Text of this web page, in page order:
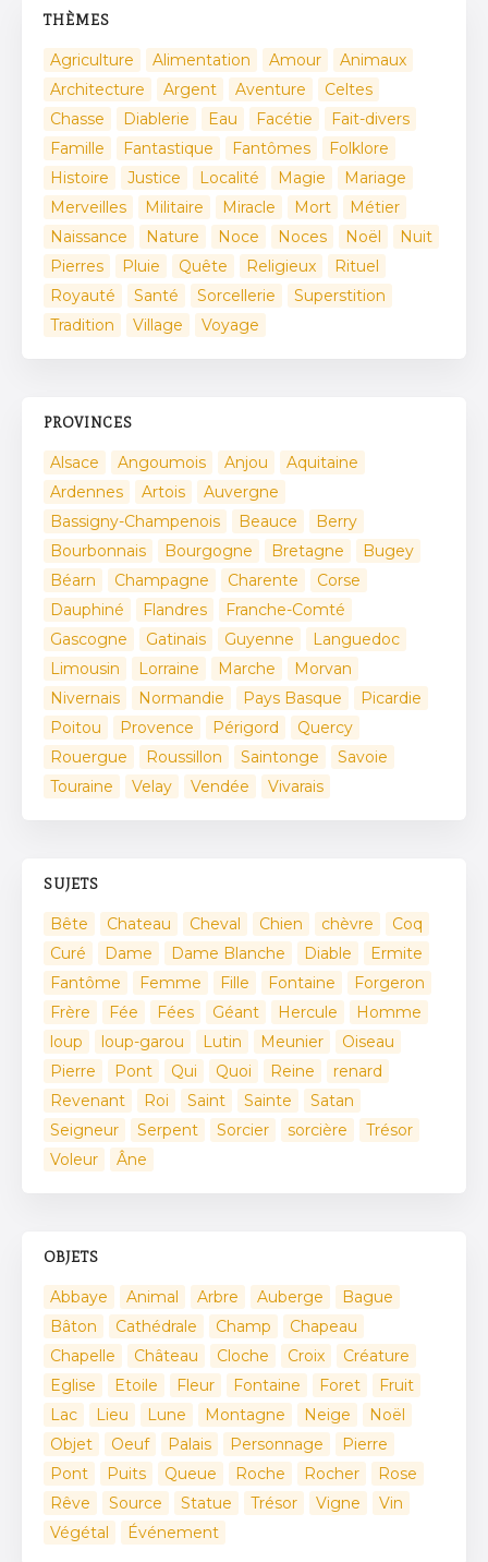
THÈMES
Agriculture Alimentation Amour
Animaux
Architecture
Argent Aventure
Celtes
Chasse
Diablerie Eau Facétie
Fait-divers
Famille
Fantastique Fantômes
Folklore
Histoire
Justice Localité Magie
Mariage
Merveilles
Militaire Miracle Mort
Métier
Naissance
Nature Noce Noces Noël
Nuit
Pierres
Pluie Quête Religieux
Rituel
Royauté
Santé Sorcellerie
Superstition
Tradition
Village Voyage
PROVINCES
Alsace Angoumois Anjou
Aquitaine
Ardennes
Artois
Auvergne
Bassigny-Champenois
Beauce
Berry
Bourbonnais
Bourgogne Bretagne
Bugey
Béarn
Champagne Charente
Corse
Dauphiné
Flandres
Franche-Comté
Gascogne
Gatinais Guyenne
Languedoc
Limousin
Lorraine Marche
Morvan
Nivernais
Normandie Pays Basque
Picardie
Poitou
Provence Périgord
Quercy
Rouergue
Roussillon Saintonge
Savoie
Touraine
Velay Vendée Vivarais
SUJETS
Bête Chateau Cheval Chien chèvre
Coq
Curé
Dame Dame Blanche Diable
Ermite
Fantôme
Femme Fille Fontaine
Forgeron
Frère
Fée Fées Géant Hercule
Homme
loup
loup-garou Lutin Meunier
Oiseau
Pierre
Pont Qui Quoi Reine
renard
Revenant
Roi Saint Sainte
Satan
Seigneur
Serpent Sorcier sorcière
Trésor
Voleur
Âne
OBJETS
Abbaye Animal Arbre Auberge
Bague
Bâton
Cathédrale Champ
Chapeau
Chapelle
Château Cloche Croix
Créature
Eglise
Etoile Fleur Fontaine Foret
Fruit
Lac
Lieu Lune Montagne Neige
Noël
Objet
Oeuf Palais Personnage
Pierre
Pont
Puits Queue Roche Rocher
Rose
Rêve
Source Statue Trésor Vigne
Vin
Végétal
Événement